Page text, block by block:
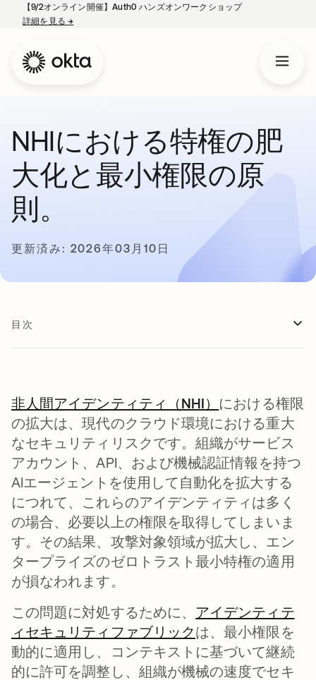
【9/2オンライン開催】Auth0 ハンズオンワークショップ
詳細を見る→
NHIにおける特権の肥
大化と最小権限の原
則。
更新済み: 2026年03月10日
目次
非人間アイデンティティ（NHI） における権限
の拡大は、現代のクラウド環境における重大
なセキュリティリスクです。組織がサービス
アカウント、API、および機械認証情報を持つ
AIエージェントを使用して自動化を拡大する
につれて、これらのアイデンティティは多く
の場合、必要以上の権限を取得してしまいま
す。その結果、攻撃対象領域が拡大し、エン
タープライズのゼロトラスト最小特権の適用
が損なわれます。
この問題に対処するために、 アイデンティテ
ィセキュリティファブリックは、最小権限を
動的に適用し、コンテキストに基づいて継続
的に許可を調整し、組織が機械の速度でセキ